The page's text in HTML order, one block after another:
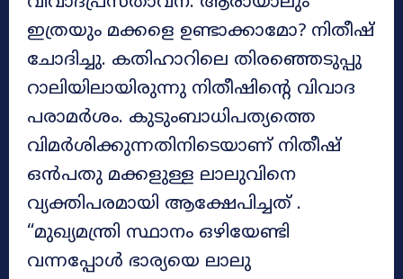
ഇത്രയും മക്കളെ ഉണ്ടാക്കാമോ? നിതീഷ്
ചോദിച്ചു. കതിഹാറിലെ തിരഞ്ഞെടുപ്പു
റാലിയിലായിരുന്നു നിതീഷിന്റെ വിവാദ
പരാമർശം. കുടുംബാധിപത്യത്തെ
വിമർശിക്കുന്നതിനിടെയാണ് നിതീഷ്
ഒൻപതു മക്കളുള്ള ലാലുവിനെ
വ്യക്തിപരമായി ആക്ഷേപിച്ചത് .
“മുഖ്യമന്ത്രി സ്ഥാനം ഒഴിയേണ്ടി
വന്നപ്പോൾ ഭാര്യയെ ലാലു